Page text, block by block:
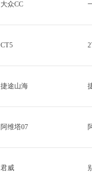
大众CC
CT5
捷途山海
阿维塔07
君威